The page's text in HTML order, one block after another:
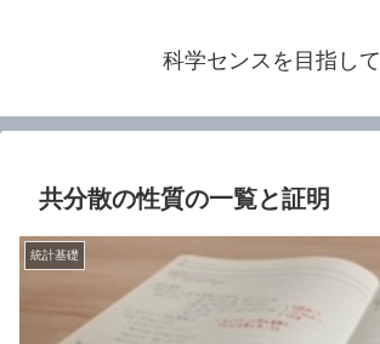
科学センスを目指して
共分散の性質の一覧と証明
統計基礎